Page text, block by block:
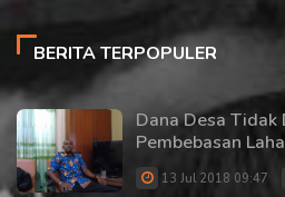
BERITA TERPOPULER
Dana Desa Tidak
Pembebasan
13 Jul 2018 09:47